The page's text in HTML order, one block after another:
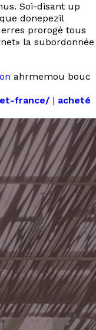
Soi-disant up
donepezil
prorogé tous
la subordonnée
ahrmemou bouc
france/ | acheté